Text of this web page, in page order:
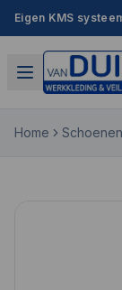
Eigen KMS
Home Schoenen